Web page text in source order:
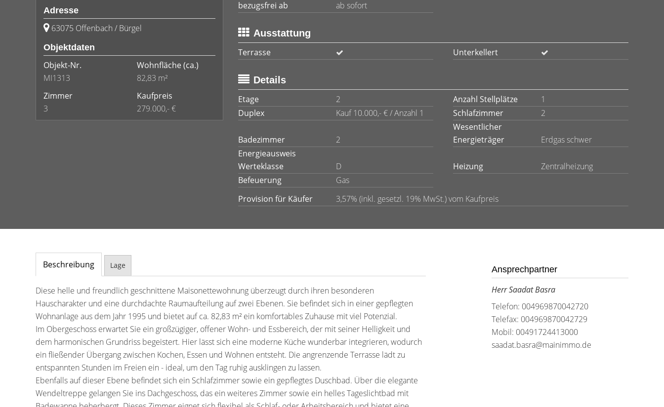
Adresse
63075 Offenbach / Bürgel
Objektdaten
Objekt-Nr.
MI1313
Wohnfläche(ca.)
82,83 m²
Zimmer
3
Kaufpreis
279.000,- €
bezugsfrei ab
ab sofort
Ausstattung
Terrasse
Unterkellert
Details
Etage
2 Anzahl Stellplätze
1
Duplex
Kauf 10.000,- € / Anzahl 1 Schlafzimmer 2
Badezimmer 2
Wesentlicher
Energieträger
Erdgas schwer
Energieausweis
Werteklasse
D Heizung
Zentralheizung
Befeuerung
Gas
Provision für Käufer
3,57% (inkl. gesetzl. 19% MwSt.) vom Kaufpreis
Beschreibung Lage
Diese helle und freundlich geschnittene Maisonettewohnung überzeugt durch ihren besonderen
Hauscharakter und eine durchdachte Raumaufteilung auf zwei Ebenen. Sie befindet sich in einer gepflegten
Wohnanlage aus dem Jahr 1995 und bietet auf ca. 82,83 m² ein komfortables Zuhause mit viel Potenzial.
Im Obergeschoss erwartet Sie ein großzügiger, offener Wohn- und Essbereich, der mit seiner Helligkeit und
dem harmonischen Grundriss begeistert. Hier lässt sich eine moderne Küche wunderbar integrieren, wodurch
ein fließender Übergang zwischen Kochen, Essen und Wohnen entsteht. Die angrenzende Terrasse lädt zu
entspannten Stunden im Freien ein - ideal, um den Tag ruhig ausklingen zu lassen.
Ebenfalls auf dieser Ebene befindet sich ein Schlafzimmer sowie ein gepflegtes Duschbad. Über die elegante
Wendeltreppe gelangen Sie ins Dachgeschoss, das ein weiteres Zimmer sowie ein helles Tageslichtbad mit
Ansprechpartner
Herr Saadat Basra
Telefon: 004969870042720
Telefax: 004969870042729
Mobil: 00491724413000
saadat.basra@mainimmo.de